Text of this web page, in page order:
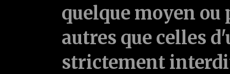
quelque moyen ou
autres que celles
strictement